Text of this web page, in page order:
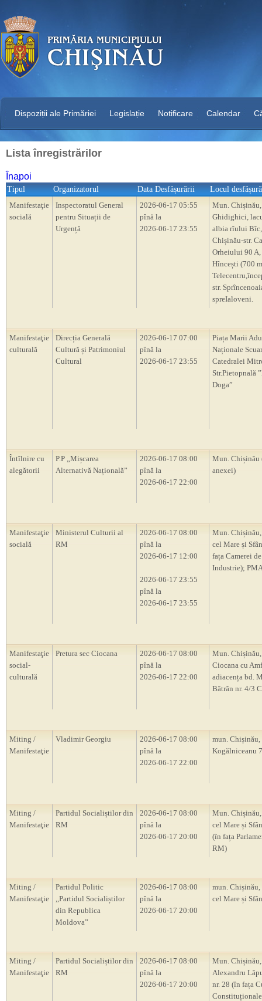
Dispoziții ale Primăriei Legislație Notificare Calendar
Lista înregistrărilor
Înapoi
Tipul Organizatorul Data Desfășurării
Locul
Manifestaţie
socială
Inspectoratul General
pentru Situații de
Urgență
2026-06-17 05:55
pînă la
2026-06-17 23:55
Mun.
Ghidighici,
albia rîului
Chișinău-str.
Orheiului 90 A,
Hîncești (700
str.
spreIaloveni.
Manifestaţie
culturală
Direcția Generală
Cultură și Patrimoniul
Cultural
2026-06-17 07:00
pînă la
2026-06-17 23:55
Piața Marii
Naționale
Catedralei
Str.Pietopnală
Doga”
Întîlnire cu
alegătorii
P.P „Mișcarea
Alternativă Națională”
2026-06-17 08:00
pînă la
2026-06-17 22:00
Mun. Chișinău
anexei)
Manifestaţie
socială
Ministerul Culturii al
RM
2026-06-17 08:00
pînă la
2026-06-17 12:00
2026-06-17 23:55
pînă la
2026-06-17 23:55
Mun.
cel Mare și
fața Camerei
Industrie);
Manifestaţie
social-
culturală
Pretura sec Ciocana
2026-06-17 08:00
pînă la
2026-06-17 22:00
Mun.
Ciocana cu
adiacența bd.
Bătrân nr. 4/3
Miting /
Manifestaţie
Vladimir Georgiu
2026-06-17 08:00
pînă la
2026-06-17 22:00
mun. Chișinău,
Kogălniceanu
Miting /
Manifestaţie
Partidul Socialiștilor din
RM
2026-06-17 08:00
pînă la
2026-06-17 20:00
Mun.
cel Mare și
(în fața
RM)
Miting /
Manifestaţie
Partidul Politic
,,Partidul Socialiștilor
din Republica
Moldova”
2026-06-17 08:00
pînă la
2026-06-17 20:00
mun. Chișinău,
cel Mare și
Miting /
Manifestaţie
Partidul Socialiștilor din
RM
2026-06-17 08:00
pînă la
2026-06-17 20:00
Mun. Chișinău,
Alexandru
nr. 28 (în fața